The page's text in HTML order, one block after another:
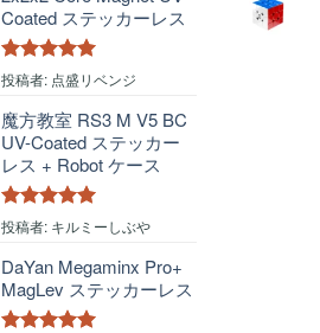
Coated ステッカーレス
5段階中5の
投稿者: 点盛リベンジ
魔方教室 RS3 M V5 BC
UV-Coated ステッカー
レス + Robot ケース
5段階中5の
投稿者: キルミーしぶや
DaYan Megaminx Pro+
MagLev ステッカーレス